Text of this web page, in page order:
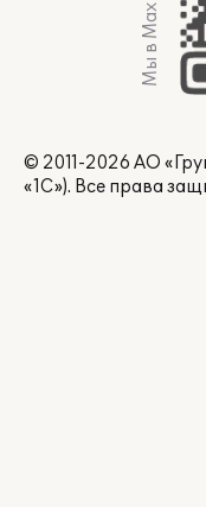
Мы в Max
© 2011-2026 АО
«1С»). Все права